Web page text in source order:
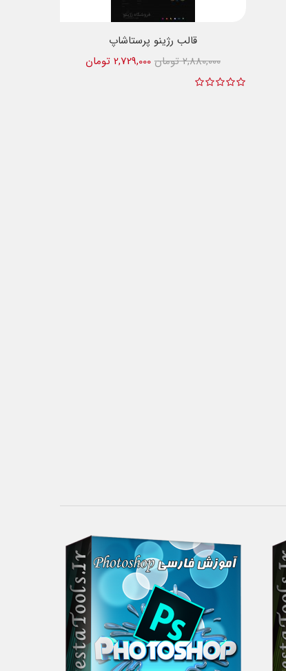
قالب رژینو پرستاشاپ
2,729,000 تومان
2,880,000 تومان